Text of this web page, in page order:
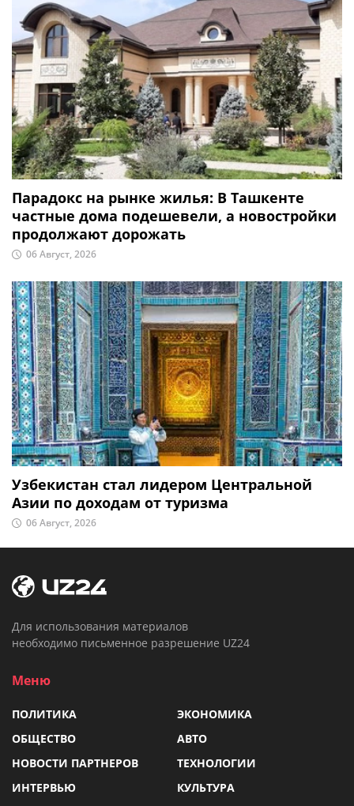
Парадокс на рынке жилья: В Ташкенте
частные дома подешевели, а новостройки
продолжают дорожать
06 Август, 2026
Узбекистан стал лидером Центральной
Азии по доходам от туризма
06 Август, 2026
Для использования материалов
необходимо письменное разрешение UZ24
Меню
ПОЛИТИКА
ЭКОНОМИКА
ОБЩЕСТВО
АВТО
НОВОСТИ ПАРТНЕРОВ
ТЕХНОЛОГИИ
ИНТЕРВЬЮ
КУЛЬТУРА